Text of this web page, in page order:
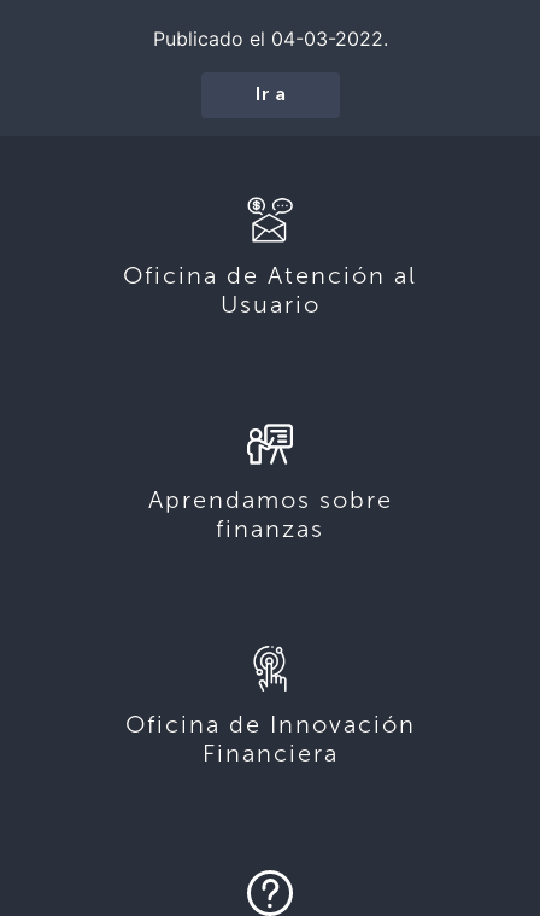
Publicado el 04-03-2022.
Ir a
Oficina de Atención al
Usuario
Aprendamos sobre
finanzas
Oficina de Innovación
Financiera